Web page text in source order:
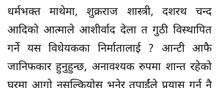
धर्मभक्त माथेमा, शुक्रराज शास्त्री, दशरथ चन्द
आदिको आत्माले आशीर्वाद देला त गुठी विस्थापित
गर्ने यस विधेयकका निर्मातालाई ? आन्टी आफै
जानिफकार हुनुहुन्छ, अनावश्यक रुपमा शान्त रहेको